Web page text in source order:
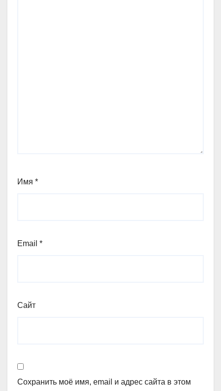
Имя *
Email *
Сайт
Сохранить моё имя, email и адрес сайта в этом